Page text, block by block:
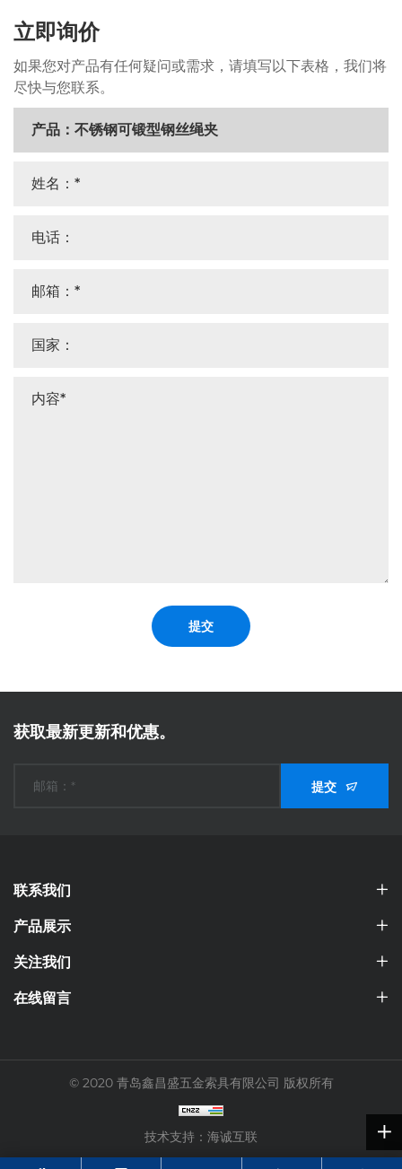
立即询价
如果您对产品有任何疑问或需求，请填写以下表格，我们将
尽快与您联系。
提交
获取最新更新和优惠。
提交
联系我们
产品展示
关注我们
在线留言
© 2020 青岛鑫昌盛五金索具有限公司 版权所有
技术支持：海诚互联